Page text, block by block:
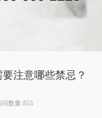
注意哪些禁忌？
问数量:855